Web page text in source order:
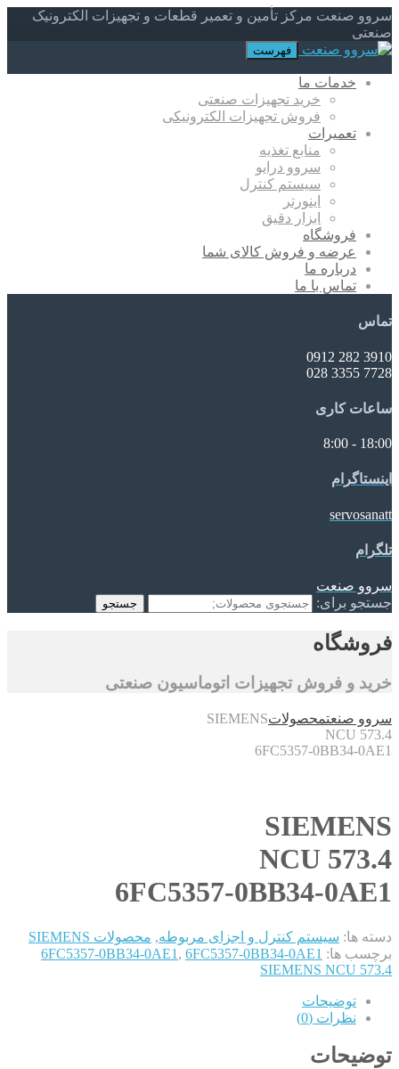
سروو صنعت مرکز تأمین و تعمیر قطعات و تجهیزات الکترونیک
صنعتی
فهرست
خدمات ما
خرید تجهیزات صنعتی
فروش تجهیزات الکترونیکی
تعمیرات
منابع تغذیه
سروو درایو
سیستم کنترل
اینورتر
ابزار دقیق
فروشگاه
عرضه و فروش کالای شما
درباره ما
تماس با ما
تماس
3910 282 0912
7728 3355 028
ساعات کاری
18:00 - 8:00
اینستاگرام
servosanatt
تلگرام
سروو صنعت
جستجو برای:
جستجو
فروشگاه
خرید و فروش تجهیزات اتوماسیون صنعتی
سروو صنعتمحصولاتSIEMENS
NCU 573.4
6FC5357-0BB34-0AE1
SIEMENS
NCU 573.4
6FC5357-0BB34-0AE1
دسته ها: سیستم کنترل و اجزای مربوطه, محصولات SIEMENS
برچسب ها:
6FC5357-0BB34-0AE1 , 6FC5357-0BB34-0AE1
SIEMENS NCU 573.4
توضیحات
نظرات (0)
توضیحات